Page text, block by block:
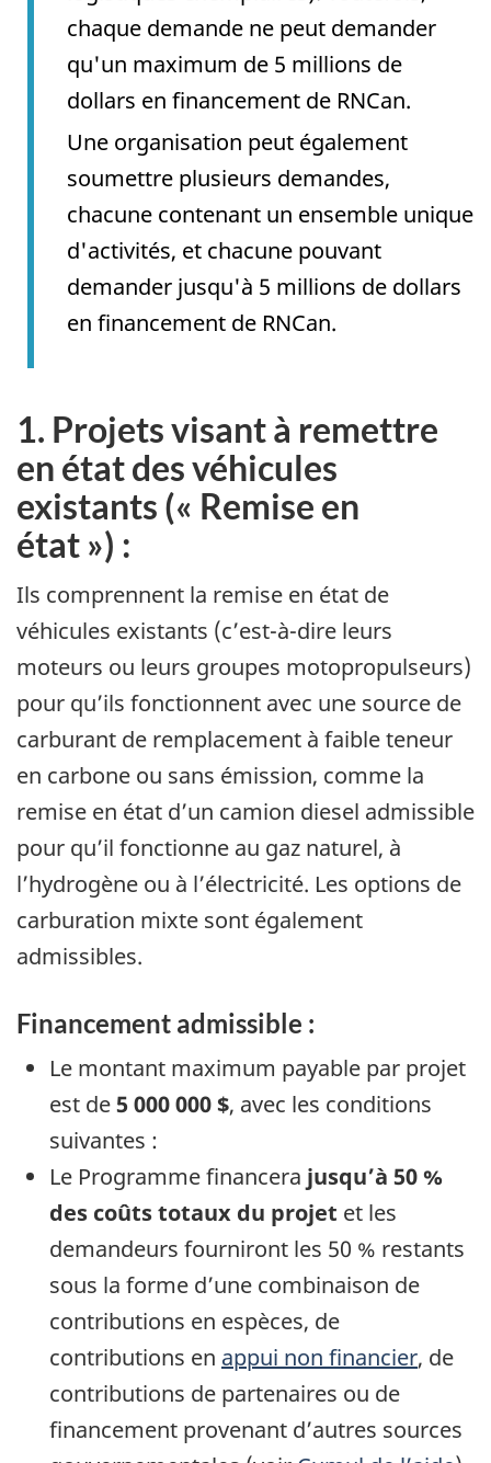
chaque demande ne peut demander
qu'un maximum de 5 millions de
dollars en financement de RNCan.
Une organisation peut également
soumettre plusieurs demandes,
chacune contenant un ensemble unique
d'activités, et chacune pouvant
demander jusqu'à 5 millions de dollars
en financement de RNCan.
1. Projets visant à remettre
en état des véhicules
existants (« Remise en
état ») :
Ils comprennent la remise en état de
véhicules existants (c’est-à-dire leurs
moteurs ou leurs groupes motopropulseurs)
pour qu’ils fonctionnent avec une source de
carburant de remplacement à faible teneur
en carbone ou sans émission, comme la
remise en état d’un camion diesel admissible
pour qu’il fonctionne au gaz naturel, à
l’hydrogène ou à l’électricité. Les options de
carburation mixte sont également
admissibles.
Financement admissible :
Le montant maximum payable par projet
est de5 000 000 $, avec les conditions
suivantes :
Le Programme financera jusqu’à 50 %
des coûts totaux du projet et les
demandeurs fourniront les 50 % restants
sous la forme d’une combinaison de
contributions en espèces, de
contributions en appui non financier, de
contributions de partenaires ou de
financement provenant d’autres sources